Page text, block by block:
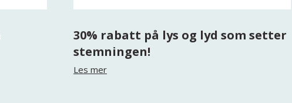
30% rabatt på lys og lyd som setter
stemningen!
Les mer